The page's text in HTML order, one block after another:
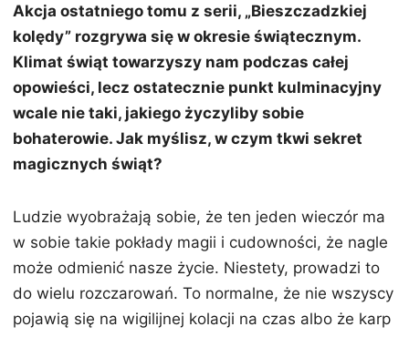
Akcja ostatniego tomu z serii, „Bieszczadzkiej
kolędy” rozgrywa się w okresie świątecznym.
Klimat świąt towarzyszy nam podczas całej
opowieści, lecz ostatecznie punkt kulminacyjny
wcale nie taki, jakiego życzyliby sobie
bohaterowie. Jak myślisz, w czym tkwi sekret
magicznych świąt?
Ludzie wyobrażają sobie, że ten jeden wieczór ma
w sobie takie pokłady magii i cudowności, że nagle
może odmienić nasze życie. Niestety, prowadzi to
do wielu rozczarowań. To normalne, że nie wszyscy
pojawią się na wigilijnej kolacji na czas albo że karp